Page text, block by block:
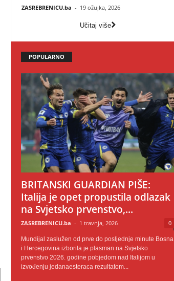
ZASREBRENICU.ba - 19 ožujka, 2026
Učitaj više
POPULARNO
BRITANSKI GUARDIAN PIŠE:
Italija je opet propustila odlazak
na Svjetsko prvenstvo,...
ZASREBRENICU.ba - 1 travnja, 2026 0
Mundijal zaslužen od prve do posljednje minute Bosna
i Hercegovina izborila je plasman na Svjetsko
prvenstvo 2026. godine pobjedom nad Italijom u
izvođenju jedanaesteraca rezultatom...